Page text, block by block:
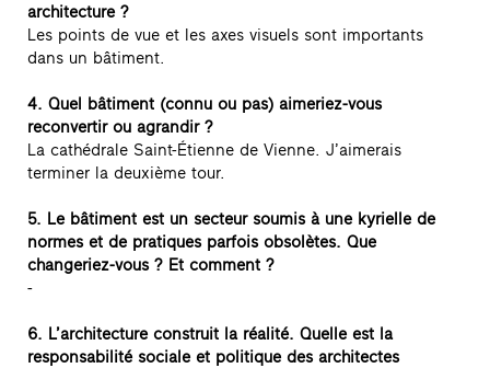
architecture ?
Les points de vue et les axes visuels sont importants
dans un bâtiment.
4. Quel bâtiment (connu ou pas) aimeriez-vous
reconvertir ou agrandir ?
La cathédrale Saint-Étienne de Vienne. J’aimerais
terminer la deuxième tour.
5. Le bâtiment est un secteur soumis à une kyrielle de
normes et de pratiques parfois obsolètes. Que
changeriez-vous ? Et comment ?
-
6. L’architecture construit la réalité. Quelle est la
responsabilité sociale et politique des architectes